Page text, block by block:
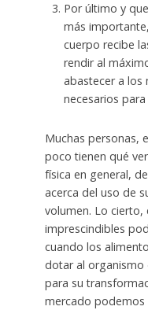
Por último y
más
cuerpo recibe
rendir al
abastecer a los
necesarios
Muchas personas,
poco tienen qué
física en general,
acerca del uso de
volumen. Lo cierto,
imprescindibles
cuando los
dotar al organismo
para su
mercado podemos